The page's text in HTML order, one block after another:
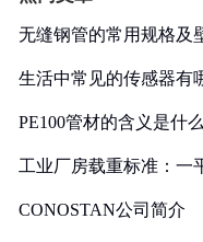
无缝钢管的常用规格及
生活中常见的传感器有
PE100管材的含义是什么
工业厂房载重标准：一
CONOSTAN公司简介